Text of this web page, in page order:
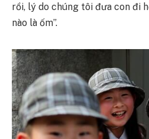
rồi, lý do chúng tôi đưa con đi
nào là ốm”.